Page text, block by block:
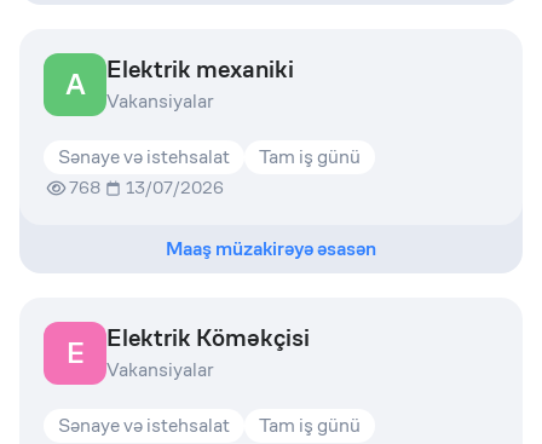
A Elektrik mexaniki
Vakansiyalar
Sənaye və istehsalat Tam iş günü
768 13/07/2026
Maaş müzakirəyə əsasən
E Elektrik Köməkçisi
Vakansiyalar
Sənaye və istehsalat Tam iş günü